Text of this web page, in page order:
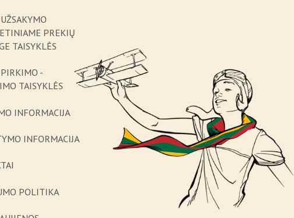
PREKIŲ
TAISYKLĖS
-
TAISYKLĖS
INFORMACIJA
INFORMACIJA
POLITIKA